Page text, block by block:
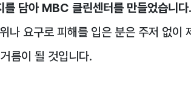
담아 MBC 클린센터를 만들었습니다.
요구로 피해를 입은 분은 주저 없이
름이 될 것입니다.